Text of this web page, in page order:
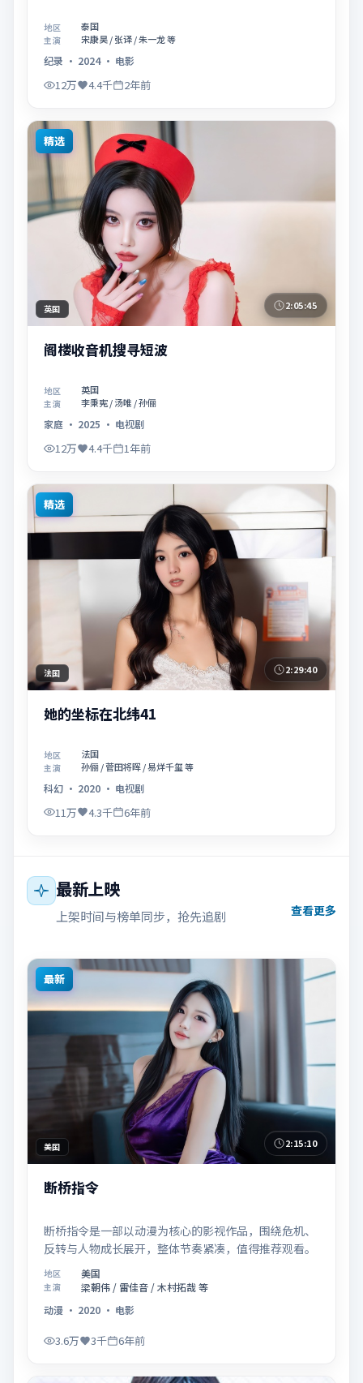
地区 泰国
主演 宋康昊 / 张译 / 朱一龙 等
纪录 · 2024· 电影
12万 4.4千 2年前
精选
英国 2:05:45
阁楼收音机搜寻短波
地区 英国
主演 李秉宪 / 汤唯 / 孙俪
家庭 · 2025 · 电视剧
12万 4.4千 1年前
精选
法国 2:29:40
她的坐标在北纬41
地区 法国
主演 孙俪 / 菅田将晖 / 易烊千玺 等
科幻 · 2020 · 电视剧
11万 4.3千 6年前
最新上映
上架时间与榜单同步，抢先追剧 查看更多
最新
美国 2:15:10
断桥指令
断桥指令是一部以动漫为核心的影视作品，围绕危机、
反转与人物成长展开，整体节奏紧凑，值得推荐观看。
地区 美国
主演
梁朝伟 / 雷佳音 / 木村拓哉 等
动漫 · 2020 · 电影
3.6万 3千 6年前